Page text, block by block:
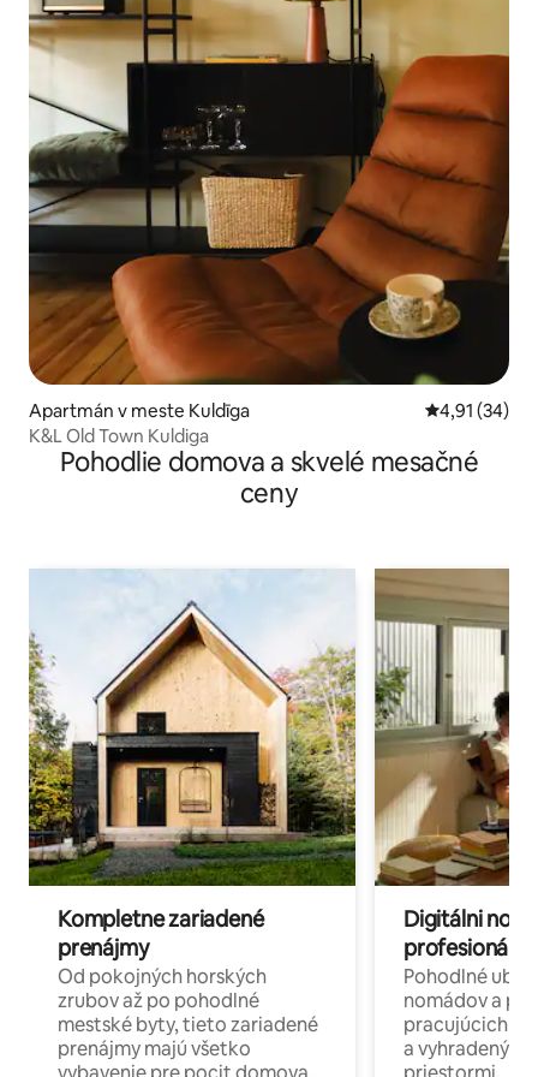
Apartmán v meste Kuldīga Priemerné
4,91 (34)
K&L Old Town Kuldiga
Pohodlie domova a skvelé mesačné
ceny
Kompletne zariadené
prenájmy
Od pokojných horských
zrubov až po pohodlné
mestské byty, tieto zariadené
prenájmy majú všetko
Digitálni
profesionáli
Pohodlné
nomádov a
pracujúcich
a